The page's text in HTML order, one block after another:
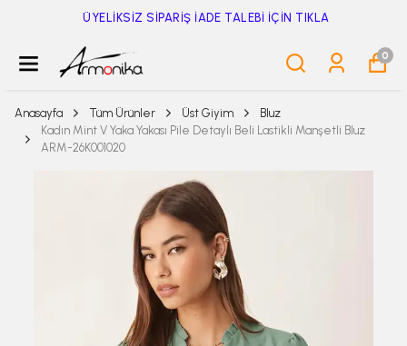
ÜYELİKSİZ SİPARİŞ İADE TALEBİ İÇİN TIKLA
0
Anasayfa Tüm Ürünler Üst Giyim
Bluz
Kadın Mint V Yaka Yakası Pile Detaylı Beli Lastikli Manşetli Bluz
ARM-26K001020